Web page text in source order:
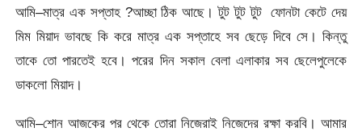
আমি–মাত্র এক সপ্তাহ ?আচ্ছা ঠিক আছে। টুট টুট টুট ফোনটা কেটে দেয়
মিম মিয়াদ ভাবছে কি করে মাত্র এক সপ্তাহে সব ছেড়ে দিবে সে। কিন্তু
তাকে তো পারতেই হবে। পরের দিন সকাল বেলা এলাকার সব ছেলেপুলেকে
ডাকলো মিয়াদ।
আমি–শোন আজকের পর থেকে তোরা নিজেরাই নিজেদের রক্ষা করবি। আমার